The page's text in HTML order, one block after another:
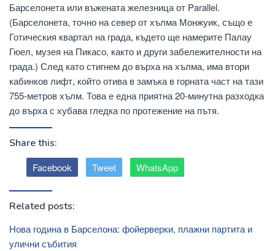
Барселонета или въжената железница от Parallel.
(Барселонета, точно на север от хълма Монжуик, също е
Готическия квартал на града, където ще намерите Палау
Гюел, музея на Пикасо, както и други забележителности на
града.) След като стигнем до върха на хълма, има втори
кабинков лифт, който отива в замъка в горната част на тази
755-метров хълм. Това е една приятна 20-минутна разходка
до върха с хубава гледка по протежение на пътя.
Share this:
Facebook Tweet WhatsApp
Related posts:
Нова година в Барселона: фойерверки, плажни партита и
улични събития